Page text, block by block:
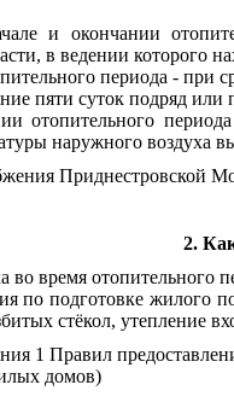
и окончании
в ведении которого
периода - при
пяти суток подряд или
отопительного
наружного воздуха
Приднестровской
2.
во время отопительного
по подготовке жилого
стёкол, утепление
1 Правил
домов)